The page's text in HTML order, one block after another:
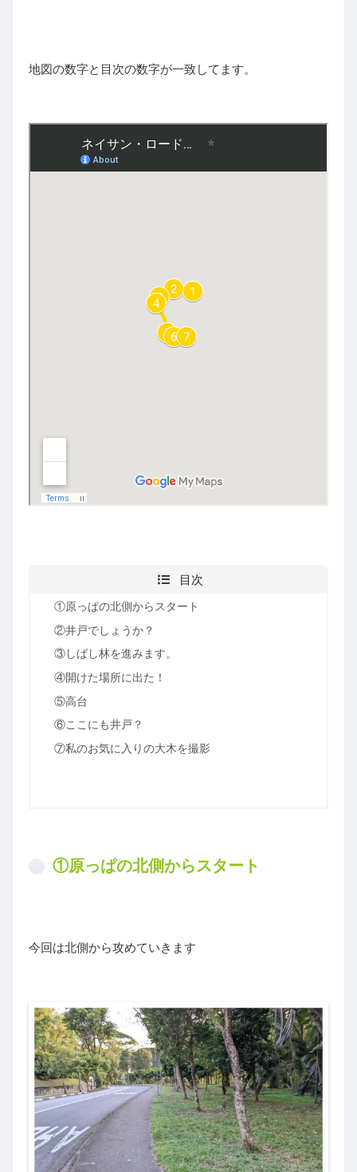
地図の数字と目次の数字が一致してます。
目次
①原っぱの北側からスタート
②井戸でしょうか？
③しばし林を進みます。
④開けた場所に出た！
⑤高台
⑥ここにも井戸？
⑦私のお気に入りの大木を撮影
①原っぱの北側からスタート
今回は北側から攻めていきます